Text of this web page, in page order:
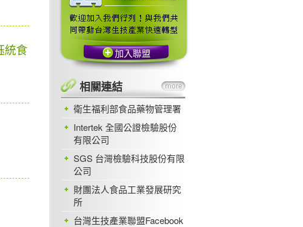
統食
加入聯盟
相關連結
衛生福利部食品藥物管理署
Intertek 全國公證檢驗股份
有限公司
SGS 台灣檢驗科技股份有限
公司
財團法人食品工業發展研究
所
台灣生技產業聯盟Facebook